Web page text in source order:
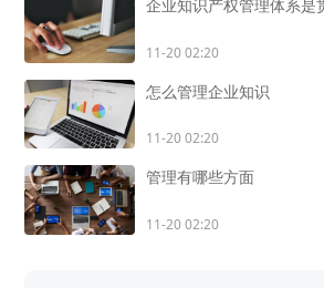
企业知识产权管理体系是
11-20 02:20
怎么管理企业知识
11-20 02:20
管理有哪些方面
11-20 02:20